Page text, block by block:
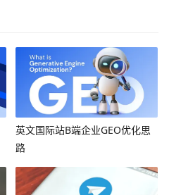
英文国际站B端企业GEO优化思
路